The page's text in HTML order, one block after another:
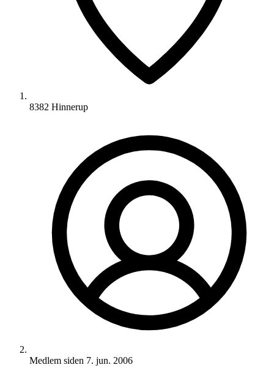
8382 Hinnerup
Medlem siden 7. jun. 2006